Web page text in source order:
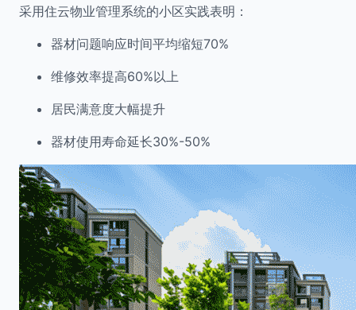
采用住云物业管理系统的小区实践表明：
器材问题响应时间平均缩短70%
维修效率提高60%以上
居民满意度大幅提升
器材使用寿命延长30%-50%